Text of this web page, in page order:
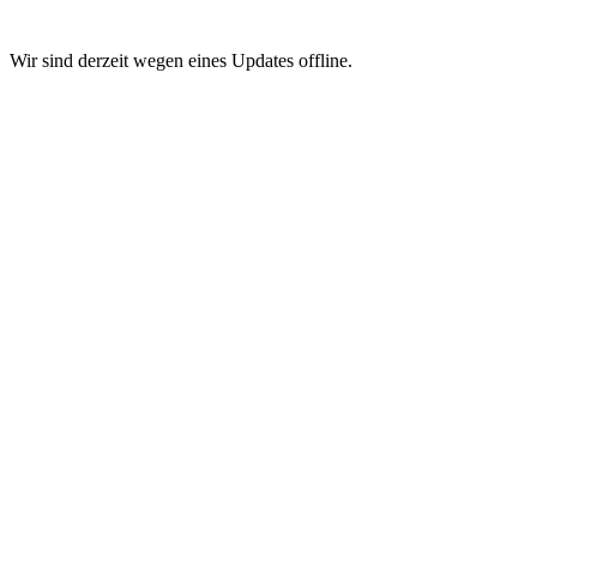
Wir sind derzeit wegen eines Updates offline.